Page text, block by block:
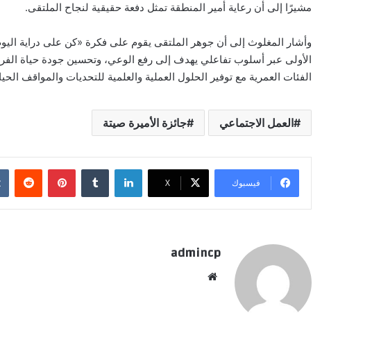
مشيرًا إلى أن رعاية أمير المنطقة تمثل دفعة حقيقية لنجاح الملتقى.
وأشار المغلوث إلى أن جوهر الملتقى يقوم على فكرة «كن على دراية
الأولى عبر أسلوب تفاعلي يهدف إلى رفع الوعي، وتحسين جودة حياة
الفئات العمرية مع توفير الحلول العملية والعلمية للتحديات والمواقف
العمل الاجتماعي جائزة الأميرة صيتة
فيسبوك ‫X
لينكدإن بينتيريست
admincp